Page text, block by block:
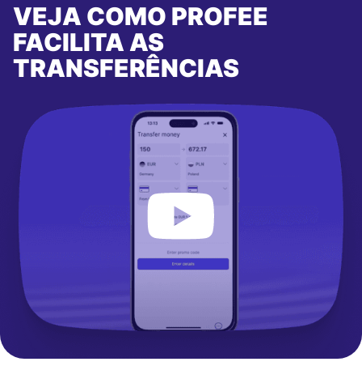
VEJA COMO PROFEE
FACILITA AS
TRANSFERÊNCIAS